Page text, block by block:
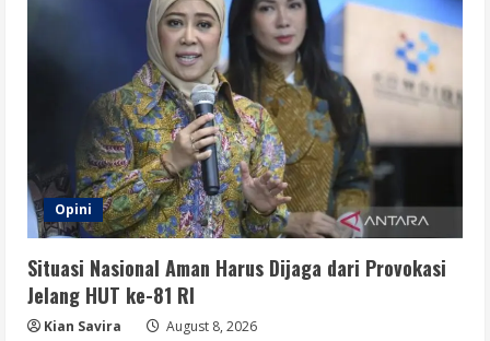
Opini
Situasi Nasional Aman Harus Dijaga dari Provokasi
Jelang HUT ke-81 RI
Kian Savira August 8, 2026